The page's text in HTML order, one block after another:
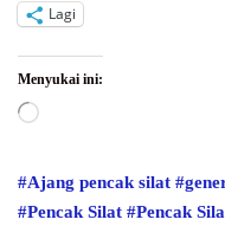
Lagi
Menyukai ini:
Memuat...
#Ajang pencak silat
#Pencak Silat #Pencak